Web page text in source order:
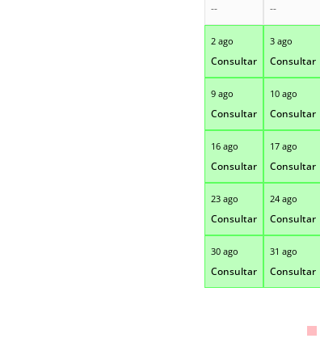
-- --
2 ago
Consultar
3 ago
Consultar
9 ago
Consultar
10 ago
Consultar
16 ago
Consultar
17 ago
Consultar
23 ago
Consultar
24 ago
Consultar
30 ago
Consultar
31 ago
Consultar